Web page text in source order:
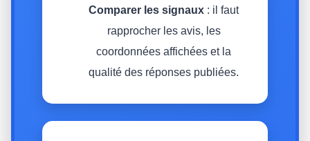
Comparer les signaux : il faut
rapprocher les avis, les
coordonnées affichées et la
qualité des réponses publiées.